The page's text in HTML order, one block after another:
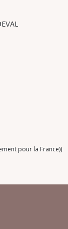
pour la France))